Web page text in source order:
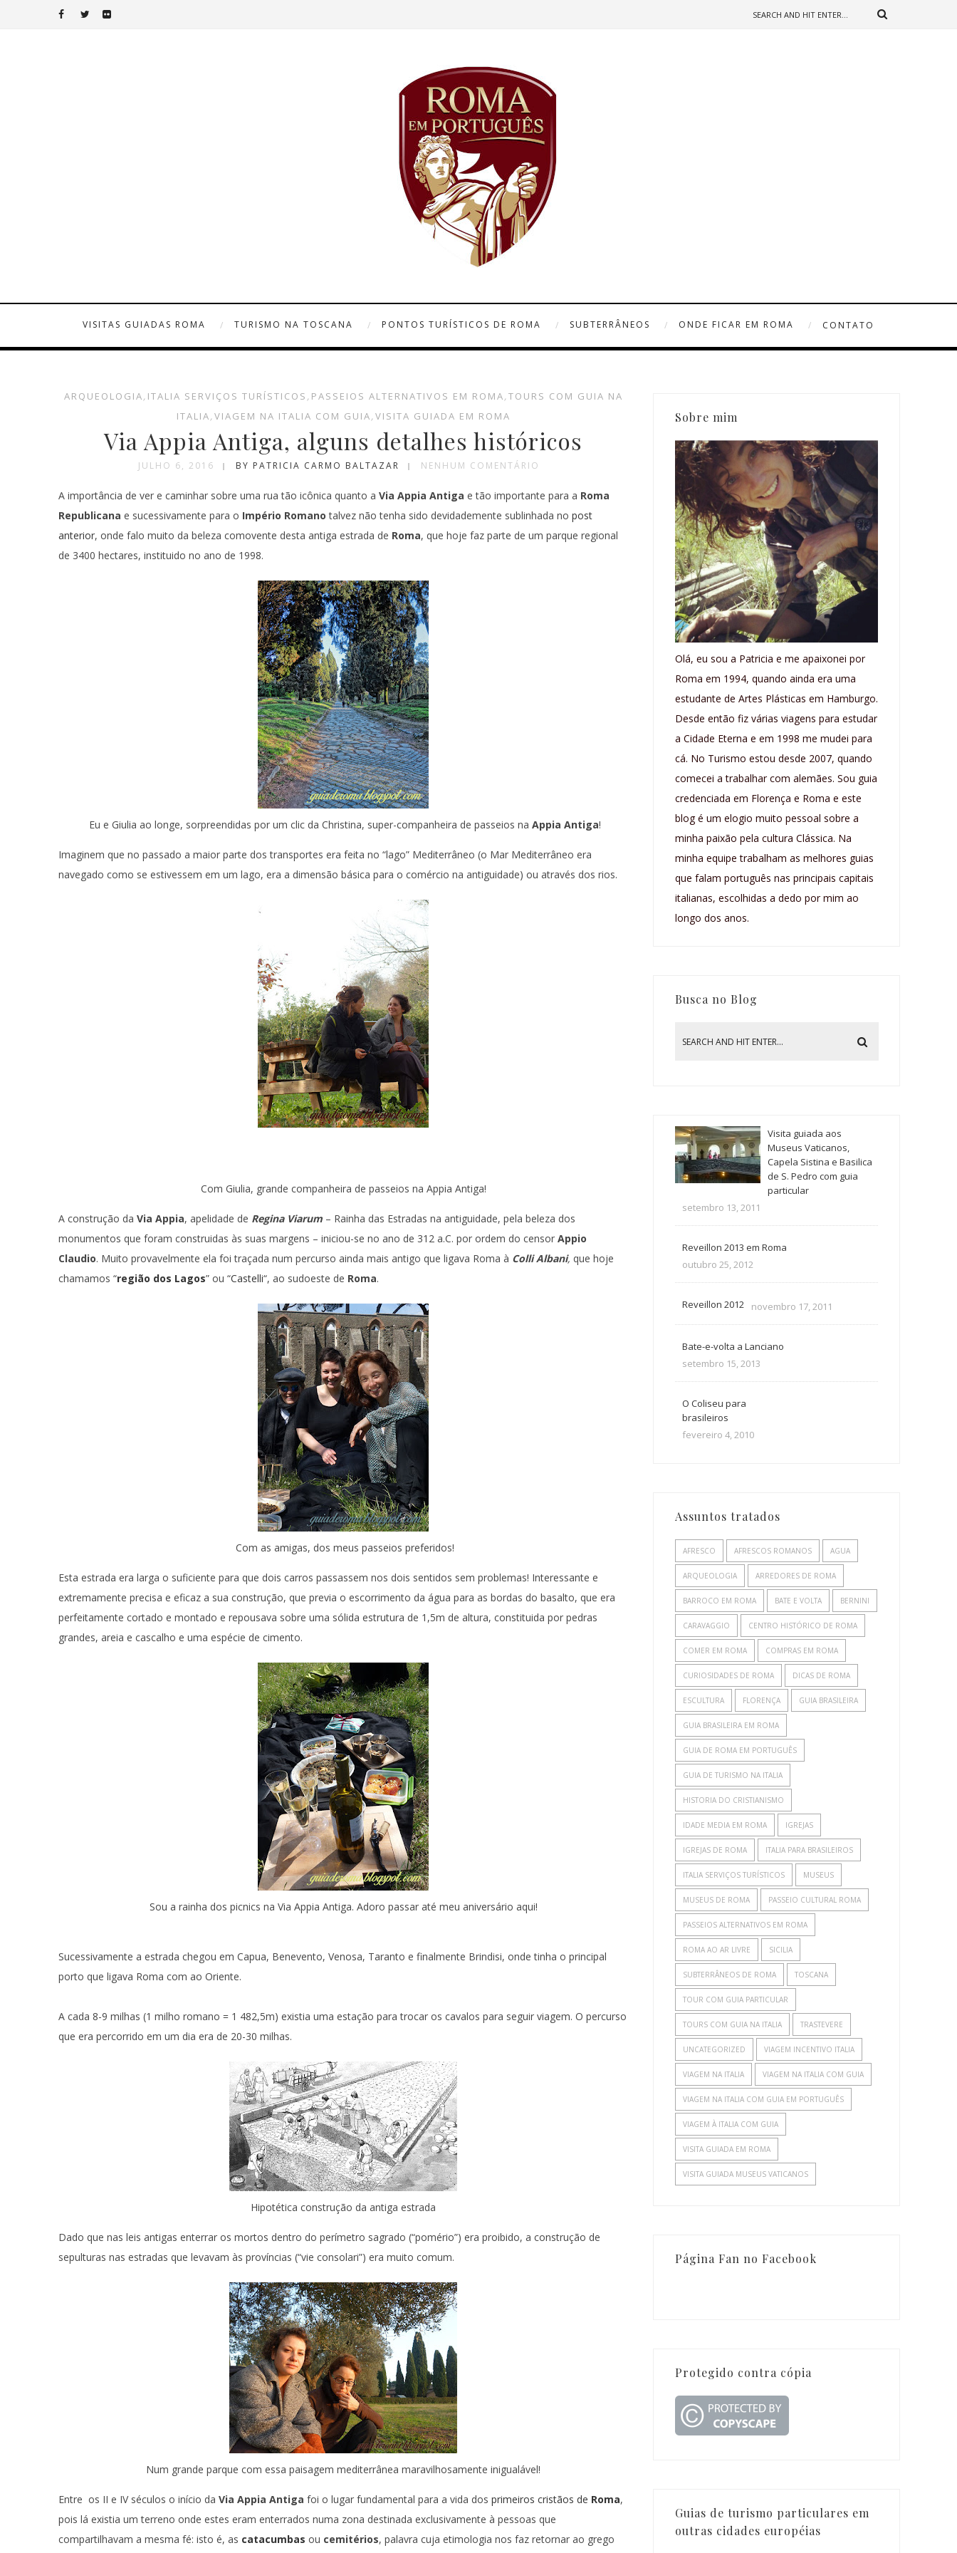
VISITAS GUIADAS ROMA TURISMO NA TOSCANA PONTOS TURÍSTICOS DE ROMA SUBTERRÂNEOS ONDE FICAR EM ROMA CONTATO
ARQUEOLOGIA, ITALIA SERVIÇOS TURÍSTICOS , PASSEIOS ALTERNATIVOS EM ROMA, TOURS COM GUIA NA
ITALIA, VIAGEM NA ITALIA COM GUIA, VISITA GUIADA EM ROMA
Via Appia Antiga, alguns detalhes históricos
JULHO 6, 2016 BY PATRICIA CARMO BALTAZAR NENHUM COMENTÁRIO
A importância de ver e caminhar sobre uma rua tão icônica quanto a Via Appia Antiga e tão importante para a Roma
Republicana e sucessivamente para o Império Romano talvez não tenha sido devidademente sublinhada no post
anterior, onde falo muito da beleza comovente desta antiga estrada de Roma, que hoje faz parte de um parque regional
de 3400 hectares, instituido no ano de 1998.
Eu e Giulia ao longe, sorpreendidas por um clic da Christina, super-companheira de passeios na Appia Antiga!
Imaginem que no passado a maior parte dos transportes era feita no “lago” Mediterrâneo (o Mar Mediterrâneo era
navegado como se estivessem em um lago, era a dimensão básica para o comércio na antiguidade) ou através dos rios.
Com Giulia, grande companheira de passeios na Appia Antiga!
A construção da Via Appia, apelidade de Regina Viarum – Rainha das Estradas na antiguidade, pela beleza dos
monumentos que foram construidas às suas margens – iniciou-se no ano de 312 a.C. por ordem do censor Appio
Claudio. Muito provavelmente ela foi traçada num percurso ainda mais antigo que ligava Roma à Colli Albani, que hoje
chamamos “região dos Lagos” ou “Castelli“, ao sudoeste de Roma.
Com as amigas, dos meus passeios preferidos!
Esta estrada era larga o suficiente para que dois carros passassem nos dois sentidos sem problemas! Interessante e
extremamente precisa e eficaz a sua construção, que previa o escorrimento da água para as bordas do basalto, que era
perfeitamente cortado e montado e repousava sobre uma sólida estrutura de 1,5m de altura, constituida por pedras
grandes, areia e cascalho e uma espécie de cimento.
Sou a rainha dos picnics na Via Appia Antiga. Adoro passar até meu aniversário aqui!
Sucessivamente a estrada chegou em Capua, Benevento, Venosa, Taranto e finalmente Brindisi, onde tinha o principal
porto que ligava Roma com ao Oriente.
A cada 8-9 milhas (1 milho romano = 1 482,5m) existia uma estação para trocar os cavalos para seguir viagem. O percurso
que era percorrido em um dia era de 20-30 milhas.
Hipotética construção da antiga estrada
Dado que nas leis antigas enterrar os mortos dentro do perímetro sagrado (“pomério”) era proibido, a construção de
sepulturas nas estradas que levavam às províncias (“vie consolari”) era muito comum.
Num grande parque com essa paisagem mediterrânea maravilhosamente inigualável!
Entre os II e IV séculos o início da Via Appia Antiga foi o lugar fundamental para a vida dos primeiros cristãos de Roma,
pois lá existia um terreno onde estes eram enterrados numa zona destinada exclusivamente à pessoas que
compartilhavam a mesma fé: isto é, as catacumbas ou cemitérios, palavra cuja etimologia nos faz retornar ao grego
Sobre mim
Olá, eu sou a Patricia e me apaixonei por
Roma em 1994, quando ainda era uma
estudante de Artes Plásticas em Hamburgo.
Desde então fiz várias viagens para estudar
a Cidade Eterna e em 1998 me mudei para
cá. No Turismo estou desde 2007, quando
comecei a trabalhar com alemães. Sou guia
credenciada em Florença e Roma e este
blog é um elogio muito pessoal sobre a
minha paixão pela cultura Clássica. Na
minha equipe trabalham as melhores guias
que falam português nas principais capitais
italianas, escolhidas a dedo por mim ao
longo dos anos.
Busca no Blog
Visita guiada aos
Museus Vaticanos,
Capela Sistina e Basilica
de S. Pedro com guia
particular
setembro 13, 2011
Reveillon 2013 em Roma
outubro 25, 2012
Reveillon 2012 novembro 17, 2011
Bate-e-volta a Lanciano
setembro 15, 2013
O Coliseu para
brasileiros
fevereiro 4, 2010
Assuntos tratados
AFRESCO AFRESCOS ROMANOS AGUA
ARQUEOLOGIA ARREDORES DE ROMA
BARROCO EM ROMA BATE E VOLTA BERNINI
CARAVAGGIO CENTRO HISTÓRICO DE ROMA
COMER EM ROMA COMPRAS EM ROMA
CURIOSIDADES DE ROMA DICAS DE ROMA
ESCULTURA FLORENÇA GUIA BRASILEIRA
GUIA BRASILEIRA EM ROMA
GUIA DE ROMA EM PORTUGUÊS
GUIA DE TURISMO NA ITALIA
HISTORIA DO CRISTIANISMO
IDADE MEDIA EM ROMA IGREJAS
IGREJAS DE ROMA ITALIA PARA BRASILEIROS
ITALIA SERVIÇOS TURÍSTICOS MUSEUS
MUSEUS DE ROMA PASSEIO CULTURAL ROMA
PASSEIOS ALTERNATIVOS EM ROMA
ROMA AO AR LIVRE SICILIA
SUBTERRÂNEOS DE ROMA TOSCANA
TOUR COM GUIA PARTICULAR
TOURS COM GUIA NA ITALIA TRASTEVERE
UNCATEGORIZED VIAGEM INCENTIVO ITALIA
VIAGEM NA ITALIA VIAGEM NA ITALIA COM GUIA
VIAGEM NA ITALIA COM GUIA EM PORTUGUÊS
VIAGEM À ITALIA COM GUIA
VISITA GUIADA EM ROMA
VISITA GUIADA MUSEUS VATICANOS
Página Fan no Facebook
Protegido contra cópia
Guias de turismo particulares em
outras cidades européias